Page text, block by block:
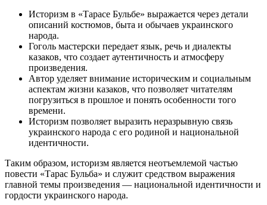
Историзм в «Тарасе Бульбе» выражается через детали
описаний костюмов, быта и обычаев украинского
народа.
Гоголь мастерски передает язык, речь и диалекты
казаков, что создает аутентичность и атмосферу
произведения.
Автор уделяет внимание историческим и социальным
аспектам жизни казаков, что позволяет читателям
погрузиться в прошлое и понять особенности того
времени.
Историзм позволяет выразить неразрывную связь
украинского народа с его родиной и национальной
идентичности.
Таким образом, историзм является неотъемлемой частью
повести «Тарас Бульба» и служит средством выражения
главной темы произведения — национальной идентичности и
гордости украинского народа.